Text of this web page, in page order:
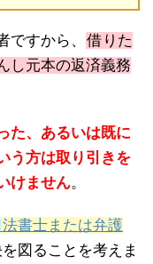
ですから、
借りた
し元本の返済義務
た、あるいは既に
う方は取り引きを
けません。
法書士または弁護
図ることを考えま